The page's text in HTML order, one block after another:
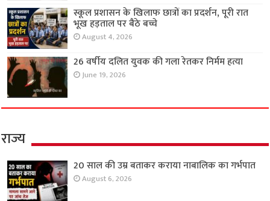
स्कूल प्रशासन के खिलाफ छात्रों का प्रदर्शन, पूरी रात
भूख हड़ताल पर बैठे बच्चे
August 4, 2026
26 वर्षीय दलित युवक की गला रेतकर निर्मम हत्या
June 19, 2026
राज्य
20 साल की उम्र बताकर कराया नाबालिक का गर्भपात
August 6, 2026